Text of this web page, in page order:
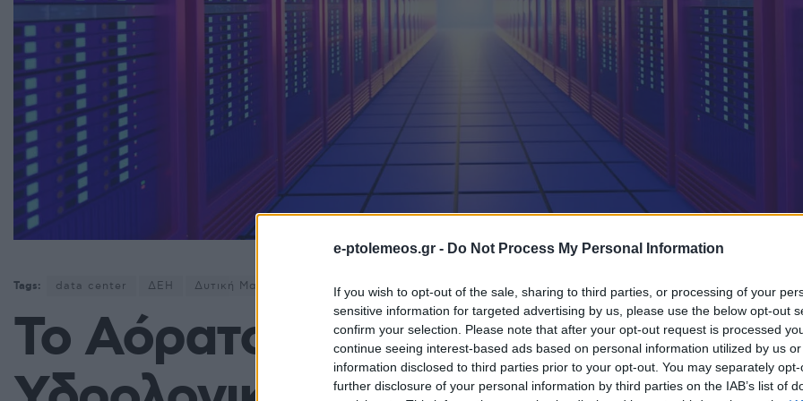
e-ptolemeos.gr - Do Not Process My Personal Information
If you wish to opt-out of the sale, sharing to third parties, or processing of your
sensitive information for targeted advertising by us, please use the below opt-out
confirm your selection. Please note that after your opt-out request is processed
continue seeing interest-based ads based on personal information utilized by us
information disclosed to third parties prior to your opt-out. You may separately
further disclosure of your personal information by third parties on the IAB’s list of
Tags: data center ΔΕΗ Δυτική Μακεδονία ενεργειακό κόστος Κοζάνη Πτολεμαΐδα
Το Αόρατο Ενεργειακό και